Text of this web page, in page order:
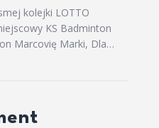
kolejki LOTTO
KS Badminton
Marcovię Marki, Dla…